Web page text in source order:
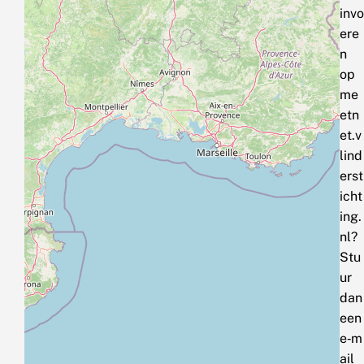
invo
ere
n
op
me
etn
et.v
lind
erst
icht
ing.
nl?
Stu
ur
dan
een
e‑m
ail